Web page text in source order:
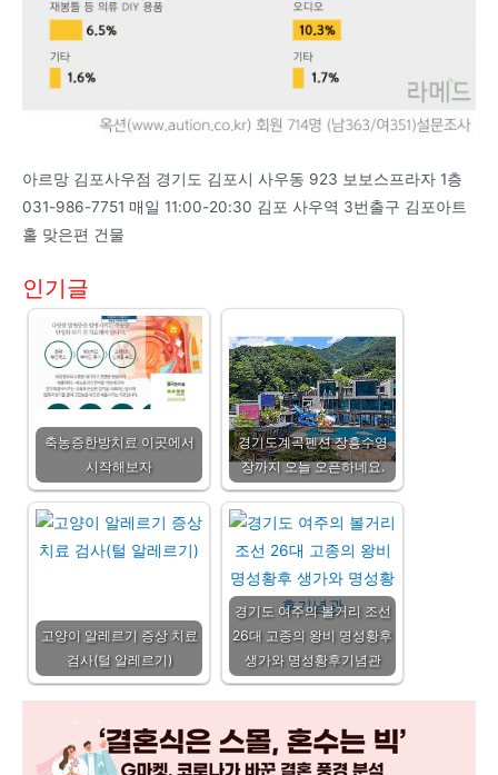
아르망 김포사우점 경기도 김포시 사우동 923 보보스프라자 1층
031-986-7751 매일 11:00-20:30 김포 사우역 3번출구 김포아트
홀 맞은편 건물
인기글
축농증한방치료 이곳에서
시작해보자
경기도계곡펜션 장흥수영
장까지 오늘 오픈하네요.
고양이 알레르기 증상 치료
검사(털 알레르기)
경기도 여주의 볼거리 조선
26대 고종의 왕비 명성황후
생가와 명성황후기념관